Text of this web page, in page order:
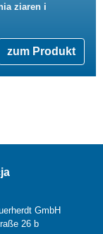
ziaren i
zum Produkt
GmbH
26 b